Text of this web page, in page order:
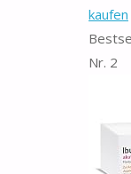
kaufen
Nr. 2